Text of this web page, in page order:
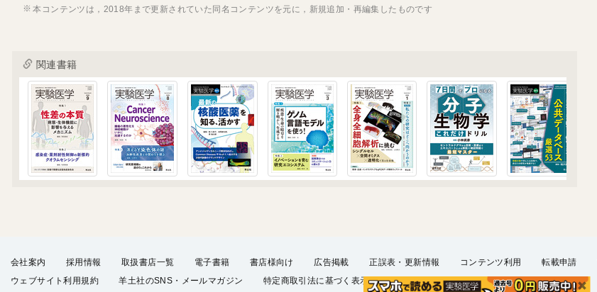
本コンテンツは，2018年まで更新されていた同名コンテンツを元に，新規追加・再編集したものです
関連書籍
会社案内 採用情報 取扱書店一覧 電子書籍 書店様向け 広告掲載 正誤表・更新情報 コンテンツ利用 転載申請
ウェブサイト利用規約
羊土社のSNS・メールマガジン 特定商取引法に基づく表示 FAQ お問い合わせ English